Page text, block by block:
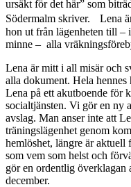
ursäkt för det här” som
Södermalm skriver. Lena
hon ut från lägenheten till –
minne – alla
Lena är mitt i all misär och
alla dokument. Hela
Lena på ett akutboende för
socialtjänsten. Vi gör en ny
avslag. Man anser inte att
träningslägenhet genom
hemlöshet, längre är aktuell
som vem som helst och
gör en ordentlig överklagan
december.